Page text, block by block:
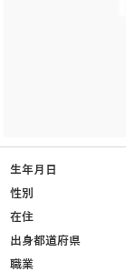
生年月日
性別
在住
出身都道府県
職業